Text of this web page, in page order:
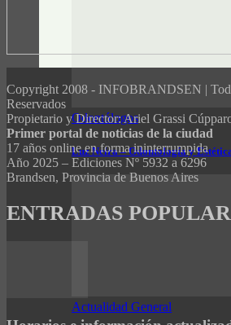
Odontólogos
Luz Neira – Odontología y
Actualidad General
Copyright 2008 - INFOBRANDSEN |
Reservados
Propietario y Director: Ariel Grassi
Primer portal de noticias de la ciudad
17 años online en forma ininterrumpida
Año 2025 – Ediciones Nº 5932 a 6296
Brandsen, Provincia de Buenos Aires
ENTRADAS